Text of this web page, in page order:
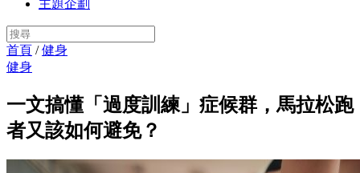
主題企劃
首頁 /健身
健身
一文搞懂「過度訓練」症候群，馬拉松跑
者又該如何避免？